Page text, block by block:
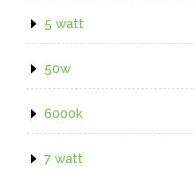
5 watt
50w
6000k
7 watt